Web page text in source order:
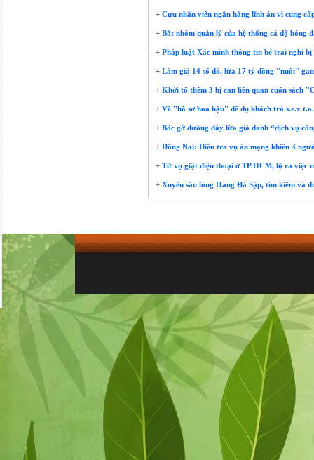
+ Cựu nhân viên ngân hàng lĩnh án vì cung
+ Bắt nhóm quản lý của hệ thống cá độ bóng
+ Pháp luật Xác minh thông tin bé trai nghi bị
+ Làm giả 14 sổ đỏ, lừa 17 tỷ đồng ''nuôi''
+ Khởi tố thêm 3 bị can liên quan cuốn sách
+ Vẽ ''hồ sơ hoa hậu'' để dụ khách trả s.e.x
+ Bóc gỡ đường dây lừa giả danh “dịch vụ
+ Đồng Nai: Điều tra vụ án mạng khiến 3
+ Từ vụ giật điện thoại ở TP.HCM, lộ ra việc
+ Xuyên sâu lòng Hang Đá Sập, tìm kiếm và